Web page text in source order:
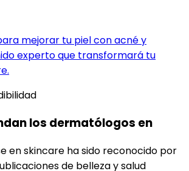
mejorar tu piel con acné y
experto que transformará tu
los dermatólogos en
en skincare ha sido reconocido por
de belleza y salud